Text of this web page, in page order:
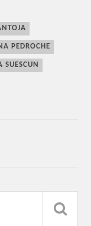
PEDROCHE
SUESCUN